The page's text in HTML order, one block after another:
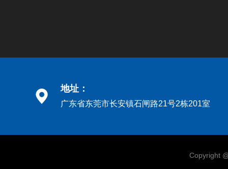
地址：
广东省东莞市长安镇石闸路21号2栋201室
Copyright